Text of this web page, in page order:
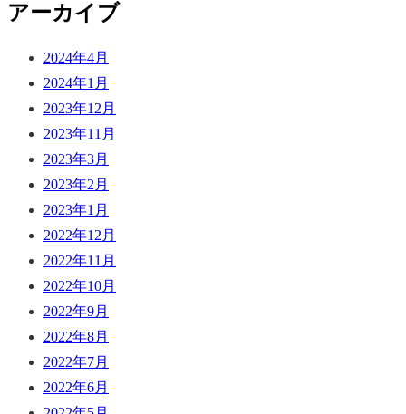
アーカイブ
2024年4月
2024年1月
2023年12月
2023年11月
2023年3月
2023年2月
2023年1月
2022年12月
2022年11月
2022年10月
2022年9月
2022年8月
2022年7月
2022年6月